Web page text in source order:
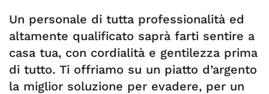
Un personale di tutta professionalità ed
altamente qualificato saprà farti sentire a
casa tua, con cordialità e gentilezza prima
di tutto. Ti offriamo su un piatto d’argento
la miglior soluzione per evadere, per un